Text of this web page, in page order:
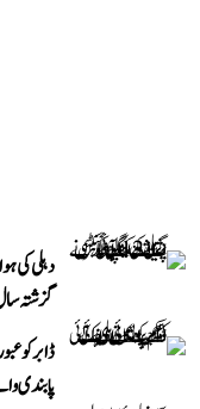
دہلی کی
گزشتہ سال سے 12
ڈابر کو
پابندی